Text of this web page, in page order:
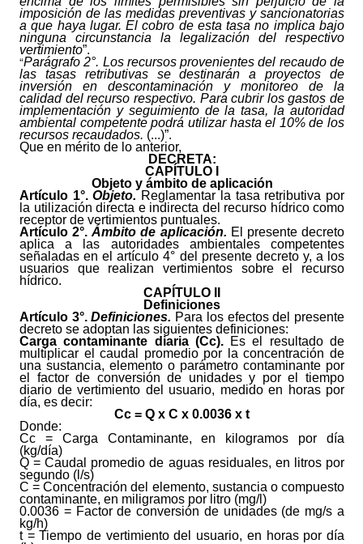
imposición de las medidas preventivas y sancionatorias
a que haya lugar. El cobro de esta tasa no implica bajo
ninguna circunstancia la legalización del respectivo
vertimiento”.
“Parágrafo 2°. Los recursos provenientes del recaudo de
las tasas retributivas se destinarán a proyectos de
inversión en descontaminación y monitoreo de la
calidad del recurso respectivo. Para cubrir los gastos de
implementación y seguimiento de la tasa, la autoridad
ambiental competente podrá utilizar hasta el 10% de los
recursos recaudados. (...)”.
Que en mérito de lo anterior,
DECRETA:
CAPÍTULO I
Objeto y ámbito de aplicación
Artículo 1°.Objeto. Reglamentar la tasa retributiva por
la utilización directa e indirecta del recurso hídrico como
receptor de vertimientos puntuales.
Artículo 2°.Ámbito de aplicación. El presente decreto
aplica a las autoridades ambientales competentes
señaladas en el artículo 4° del presente decreto y, a los
usuarios que realizan vertimientos sobre el recurso
hídrico.
CAPÍTULO II
Definiciones
Artículo 3°.Definiciones. Para los efectos del presente
decreto se adoptan las siguientes definiciones:
Carga contaminante diaria (Cc). Es el resultado de
multiplicar el caudal promedio por la concentración de
una sustancia, elemento o parámetro contaminante por
el factor de conversión de unidades y por el tiempo
diario de vertimiento del usuario, medido en horas por
día, es decir:
Cc = Q x C x 0.0036 x t
Donde:
Cc = Carga Contaminante, en kilogramos por día
(kg/día)
Q = Caudal promedio de aguas residuales, en litros por
segundo (l/s)
C = Concentración del elemento, sustancia o compuesto
contaminante, en mili­gramos por litro (mg/l)
0.0036 = Factor de conversión de unidades (de mg/s a
kg/h)
t = Tiempo de vertimiento del usuario, en horas por día